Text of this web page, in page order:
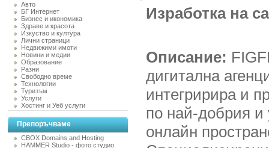
Авто
БГ Интернет
Бизнес и икономика
Здраве и красота
Изкуство и култура
Лични страници
Недвижими имоти
Новини и медии
Образование
Разни
Свободно време
Технологии
Туризъм
Услуги
Хостинг и Уеб услуги
Препоръчваме
CBOX Domains and Hosting
HAMMER Studio - фото студио
Изработка на
Описание:
дигитална
интегририра и
по най-добрия
онлайн